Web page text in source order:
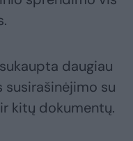
daugiau
su
kitų dokumentų.